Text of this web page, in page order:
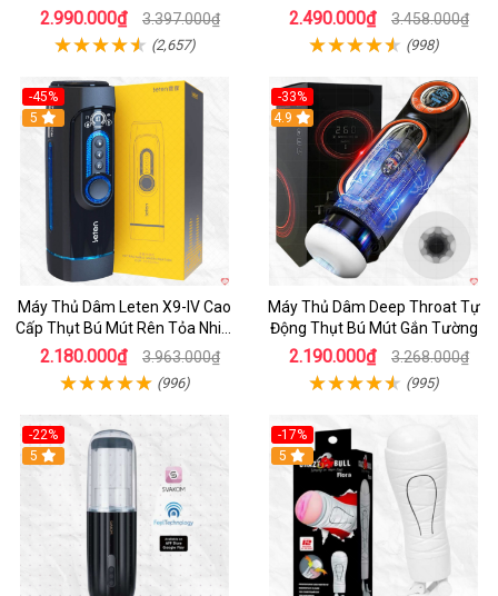
Phê
2.990.000₫ 3.397.000₫
(2,657)
2.490.000₫ 3.458.000₫
(998)
-45%
Hot
5
Máy Thủ Dâm Leten X9-IV Cao
Cấp Thụt Bú Mút Rên Tỏa Nhiệt
Sạc Pin
2.180.000₫ 3.963.000₫
(996)
-33%
Hot
4.9
Máy Thủ Dâm Deep Throat Tự
Động Thụt Bú Mút Gắn Tường
2.190.000₫ 3.268.000₫
(995)
-22%
5
-17%
5